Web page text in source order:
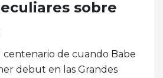
sobre
centenario de cuando Babe
debut en las Grandes